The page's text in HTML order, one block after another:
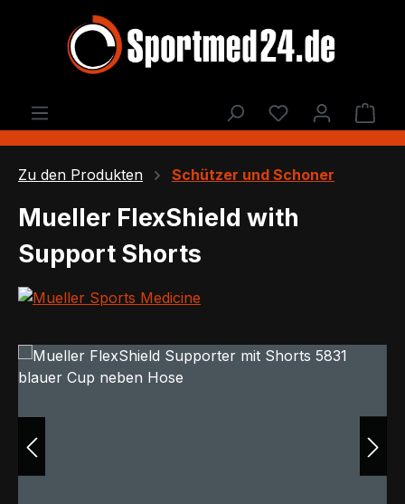
Zum Hauptinhalt springen
Du hast 0
Zu den Produkten Schützer und Schoner
Mueller FlexShield with
Support Shorts
Bildergalerie überspringen